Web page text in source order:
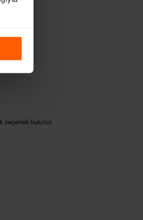
seçenek bulunur.